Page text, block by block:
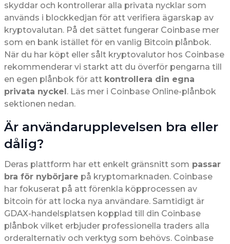
skyddar och kontrollerar alla privata nycklar som
används i blockkedjan för att verifiera ägarskap av
kryptovalutan. På det sättet fungerar Coinbase mer
som en bank istället för en vanlig Bitcoin plånbok.
När du har köpt eller sålt kryptovalutor hos Coinbase
rekommenderar vi starkt att du överför pengarna till
en egen plånbok för att kontrollera din egna
privata nyckel . Läs mer i Coinbase Online-plånbok
sektionen nedan.
Är användarupplevelsen bra eller
dålig?
Deras plattform har ett enkelt gränsnitt som passar
bra för nybörjare på kryptomarknaden. Coinbase
har fokuserat på att förenkla köpprocessen av
bitcoin för att locka nya användare. Samtidigt är
GDAX-handelsplatsen kopplad till din Coinbase
plånbok vilket erbjuder professionella traders alla
orderalternativ och verktyg som behövs. Coinbase